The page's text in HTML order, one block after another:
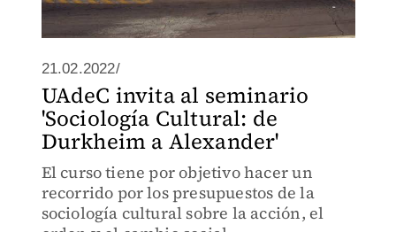
21.02.2022/
UAdeC invita al seminario
'Sociología Cultural: de
Durkheim a Alexander'
El curso tiene por objetivo hacer un
recorrido por los presupuestos de la
sociología cultural sobre la acción, el